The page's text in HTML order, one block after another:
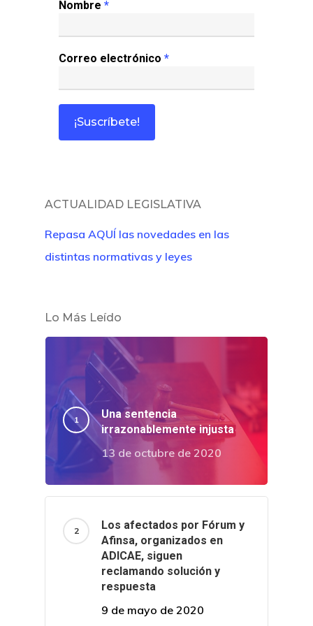
Nombre *
Correo electrónico *
ACTUALIDAD LEGISLATIVA
Repasa AQUÍ las novedades en las
distintas normativas y leyes
Lo Más Leído
Una sentencia
irrazonablemente injusta
13 de octubre de 2020
Los afectados por Fórum y
Afinsa, organizados en
ADICAE, siguen
reclamando solución y
respuesta
9 de mayo de 2020